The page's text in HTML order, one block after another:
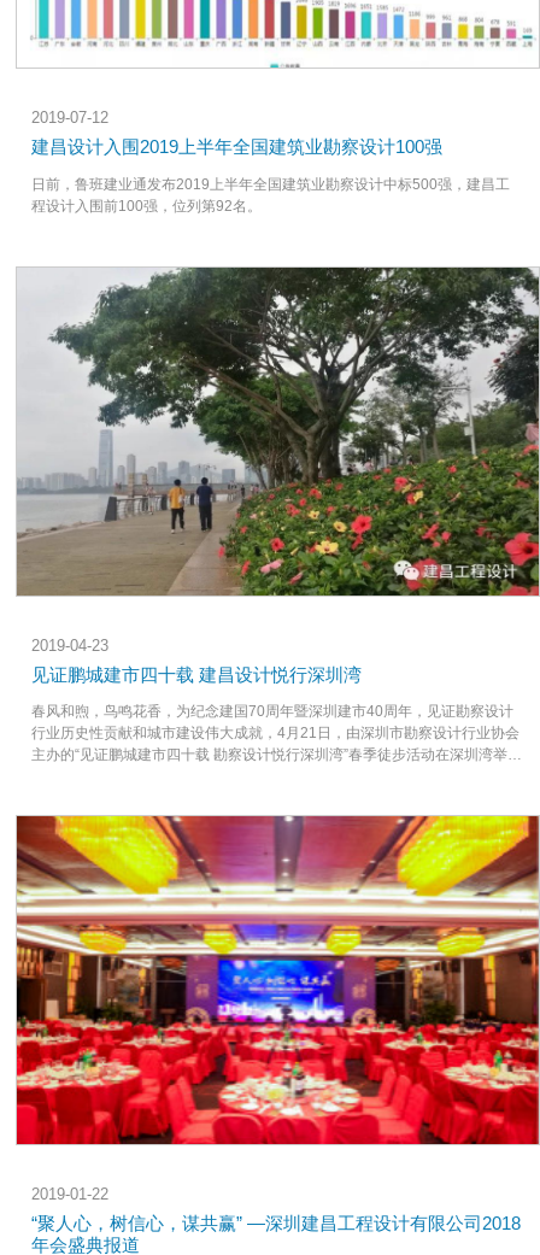
2019-07-12
建昌设计入围2019上半年全国建筑业勘察设计100强
日前，鲁班建业通发布2019上半年全国建筑业勘察设计中标500强，建昌工
程设计入围前100强，位列第92名。
2019-04-23
见证鹏城建市四十载 建昌设计悦行深圳湾
春风和煦，鸟鸣花香，为纪念建国70周年暨深圳建市40周年，见证勘察设计
行业历史性贡献和城市建设伟大成就，4月21日，由深圳市勘察设计行业协会
主办的“见证鹏城建市四十载 勘察设计悦行深圳湾”春季徒步活动在深圳湾举
2019-01-22
“聚人心，树信心，谋共赢” —深圳建昌工程设计有限公司2018
年会盛典报道